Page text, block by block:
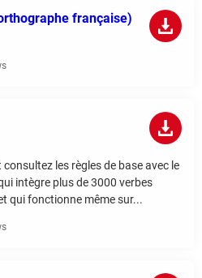
française)
les règles de base avec le
intègre plus de 3000 verbes
qui fonctionne même sur...